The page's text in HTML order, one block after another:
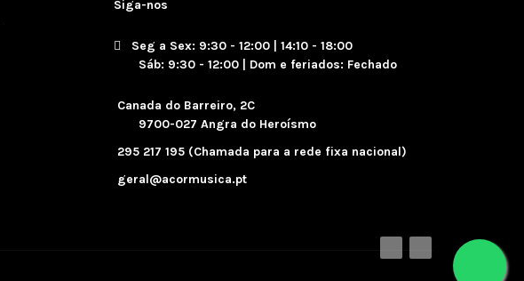
Siga-nos
Seg a Sex: 9:30 - 12:00 | 14:10 - 18:00
Sáb: 9:30 - 12:00 | Dom e feriados: Fechado
Canada do Barreiro, 2C
9700-027 Angra do Heroísmo
295 217 195 (Chamada para a rede fixa nacional)
geral@acormusica.pt